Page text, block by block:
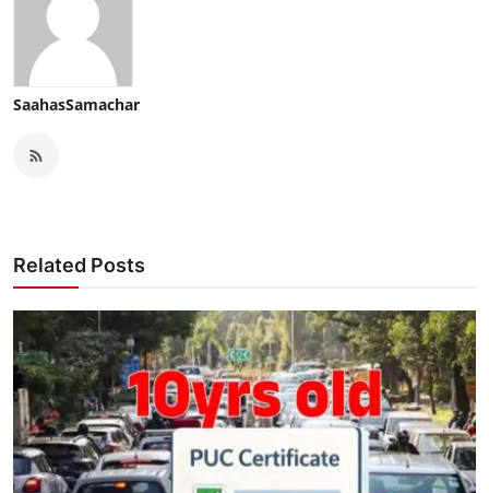
SaahasSamachar
Related Posts